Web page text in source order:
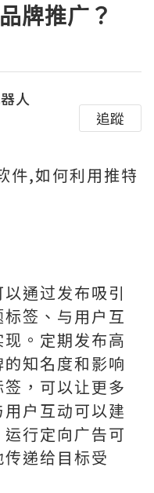
牌推广？
人
追蹤
件,如何利用推特
通过发布吸引
签、与用户互
。定期发布高
知名度和影响
，可以让更多
户互动可以建
行定向广告可
递给目标受